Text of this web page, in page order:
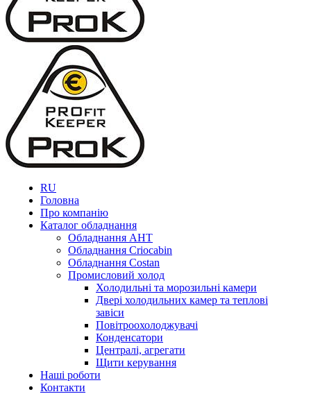
RU
Головна
Про компанію
Каталог обладнання
Обладнання AHT
Обладнання Criocabin
Обладнання Costan
Промисловий холод
Холодильні та морозильні камери
Двері холодильних камер та теплові
завіси
Повітроохолоджувачі
Конденсатори
Централі, агрегати
Щити керування
Наші роботи
Контакти